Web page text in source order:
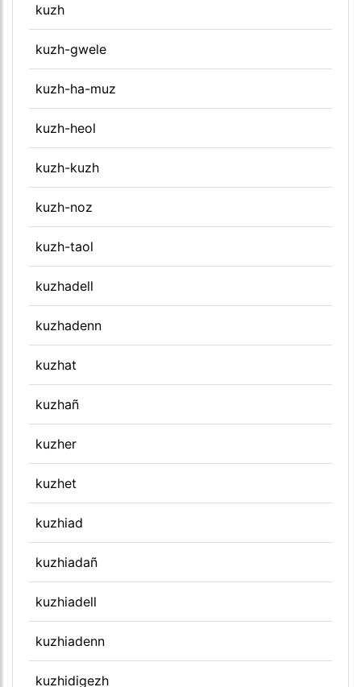
kuzh
kuzh-gwele
kuzh-ha-muz
kuzh-heol
kuzh-kuzh
kuzh-noz
kuzh-taol
kuzhadell
kuzhadenn
kuzhat
kuzhañ
kuzher
kuzhet
kuzhiad
kuzhiadañ
kuzhiadell
kuzhiadenn
kuzhidigezh